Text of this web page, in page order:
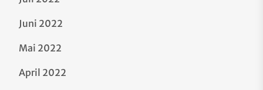
Juni 2022
Mai 2022
April 2022